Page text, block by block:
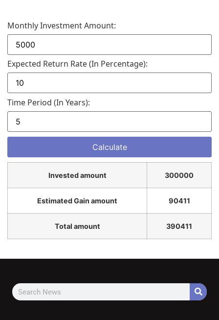
Monthly Investment Amount:
Expected Return Rate (in Percentage):
Time Period (in Years):
Invested amount 300000
Estimated Gain amount 90411
Total amount 390411